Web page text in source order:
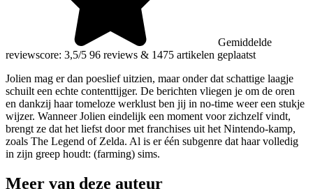
Gemiddelde
reviewscore: 3,5/5 96 reviews & 1475 artikelen geplaatst
Jolien mag er dan poeslief uitzien, maar onder dat schattige laagje
schuilt een echte contenttijger. De berichten vliegen je om de oren
en dankzij haar tomeloze werklust ben jij in no-time weer een stukje
wijzer. Wanneer Jolien eindelijk een moment voor zichzelf vindt,
brengt ze dat het liefst door met franchises uit het Nintendo-kamp,
zoals The Legend of Zelda. Al is er één subgenre dat haar volledig
in zijn greep houdt: (farming) sims.
Meer van deze auteur